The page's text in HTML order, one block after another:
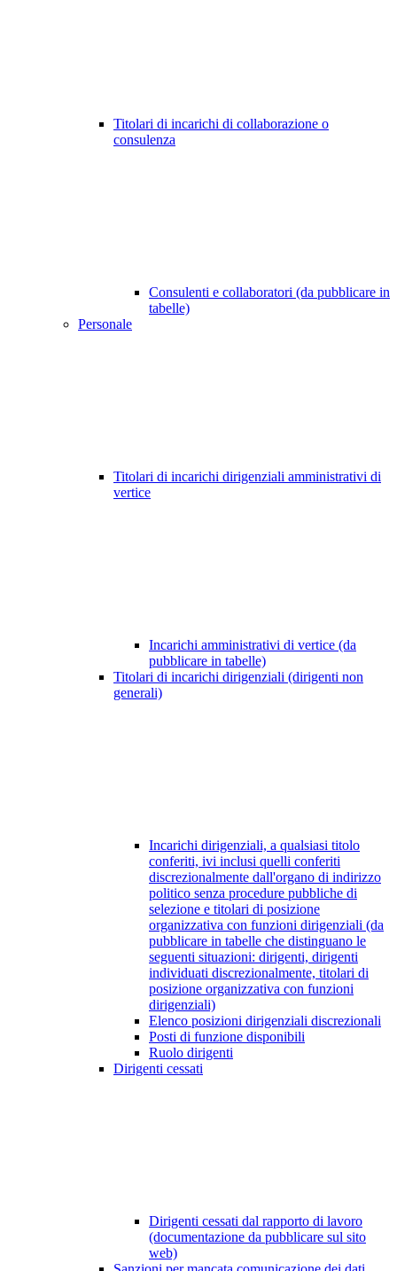
Titolari di incarichi di collaborazione o
consulenza
Consulenti e collaboratori (da pubblicare in
tabelle)
Personale
Titolari di incarichi dirigenziali amministrativi di
vertice
Incarichi amministrativi di vertice (da
pubblicare in tabelle)
Titolari di incarichi dirigenziali (dirigenti non
generali)
Incarichi dirigenziali, a qualsiasi titolo
conferiti, ivi inclusi quelli conferiti
discrezionalmente dall'organo di indirizzo
politico senza procedure pubbliche di
selezione e titolari di posizione
organizzativa con funzioni dirigenziali (da
pubblicare in tabelle che distinguano le
seguenti situazioni: dirigenti, dirigenti
individuati discrezionalmente, titolari di
posizione organizzativa con funzioni
dirigenziali)
Elenco posizioni dirigenziali discrezionali
Posti di funzione disponibili
Ruolo dirigenti
Dirigenti cessati
Dirigenti cessati dal rapporto di lavoro
(documentazione da pubblicare sul sito
web)